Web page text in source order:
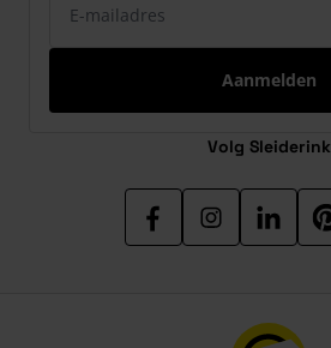
Aanmelden
Volg Sleiderink